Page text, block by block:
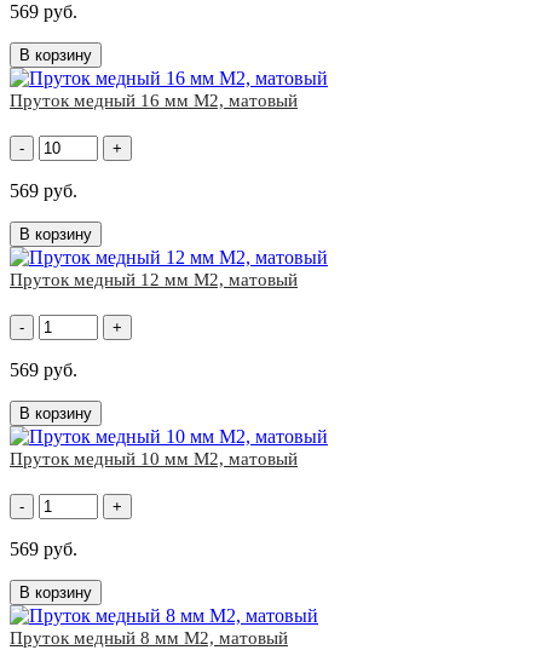
569 руб.
В корзину
Пруток медный 16 мм М2, матовый
- +
569 руб.
В корзину
Пруток медный 12 мм М2, матовый
- +
569 руб.
В корзину
Пруток медный 10 мм М2, матовый
- +
569 руб.
В корзину
Пруток медный 8 мм М2, матовый